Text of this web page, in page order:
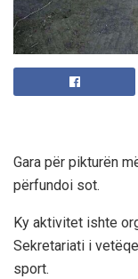
Gara për pikturën
përfundoi sot.
Ky aktivitet ishte
Sekretariati i
sport.